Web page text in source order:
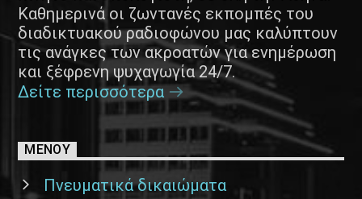
Καθημερινά οι ζωντανές εκπομπές του
διαδικτυακού ραδιοφώνου μας καλύπτουν
τις ανάγκες των ακροατών για ενημέρωση
και ξέφρενη ψυχαγωγία 24/7.
Δείτε περισσότερα
ΜΕΝΟΥ
Πνευματικά δικαιώματα